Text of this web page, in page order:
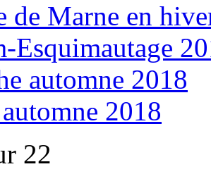
de Marne en
Esquimautage
automne 2018
2018
22